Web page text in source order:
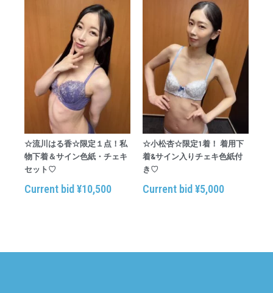
☆流川はる香☆限定１点！私
物下着＆サイン色紙・チェキ
セット♡
Current bid¥10,500
☆小松杏☆限定1着！ 着用下
着&サイン入りチェキ色紙付
き♡
Current bid¥5,000